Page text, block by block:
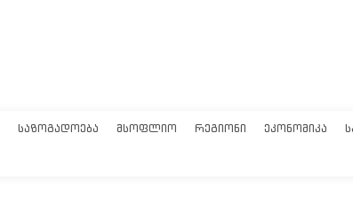
ᲡᲐᲖᲝᲒᲐᲓᲝᲔᲑᲐ ᲛᲡᲝᲤᲚᲘᲝ ᲠᲔᲒᲘᲝᲜᲘ ᲔᲙᲝᲜᲝᲛᲘᲙᲐ